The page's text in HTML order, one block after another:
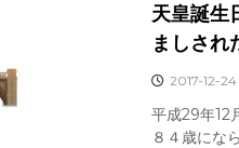
天皇誕生
ましされ
2017-12-24
平成29年12
８４歳にな